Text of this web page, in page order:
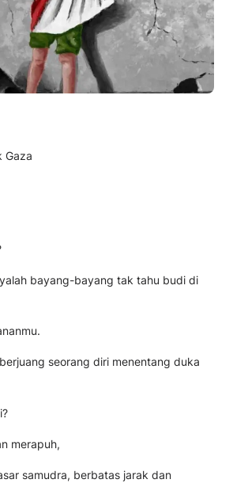
Gaza
bayang-bayang tak tahu budi di
seorang diri menentang duka
merapuh,
samudra, berbatas jarak dan